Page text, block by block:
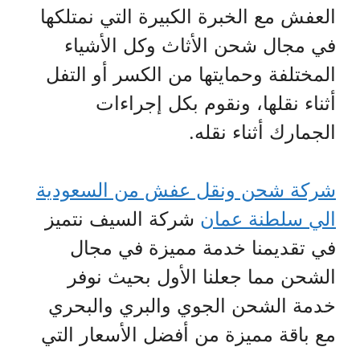
العفش مع الخبرة الكبيرة التي نمتلكها
في مجال شحن الأثاث وكل الأشياء
المختلفة وحمايتها من الكسر أو التفل
أثناء نقلها، ونقوم بكل إجراءات
الجمارك أثناء نقله.
شركة شحن ونقل عفش من السعودية
الي سلطنة عمان شركة السيف نتميز
في تقديمنا خدمة مميزة في مجال
الشحن مما جعلنا الأول بحيث نوفر
خدمة الشحن الجوي والبري والبحري
مع باقة مميزة من أفضل الأسعار التي